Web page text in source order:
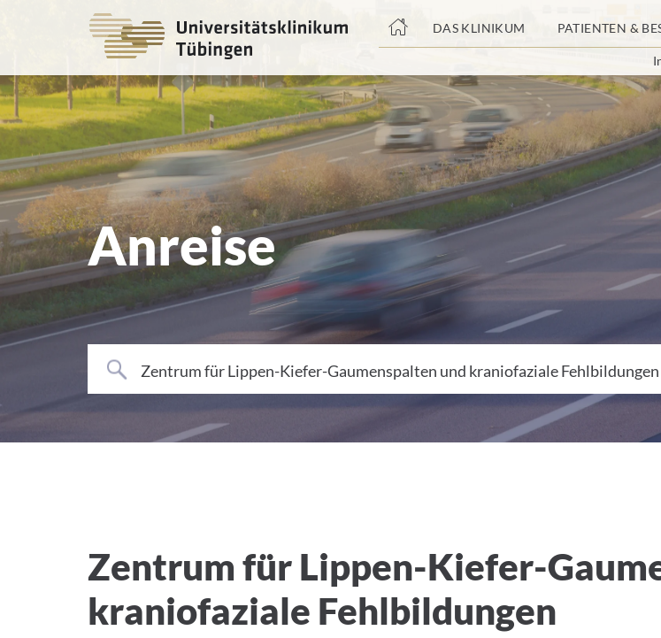
DAS KLINIKUM PATIENTEN &
Anreise
Zentrum für Lippen-Kiefer-Gaumenspalten und kraniofaziale Fehlbildungen
Zentrum für Lippen-Kiefer-
kraniofaziale Fehlbildungen